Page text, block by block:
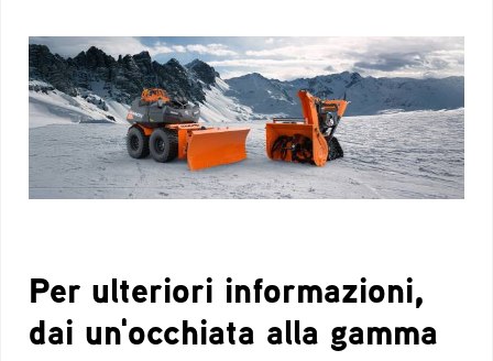
Per ulteriori informazioni,
dai un'occhiata alla gamma